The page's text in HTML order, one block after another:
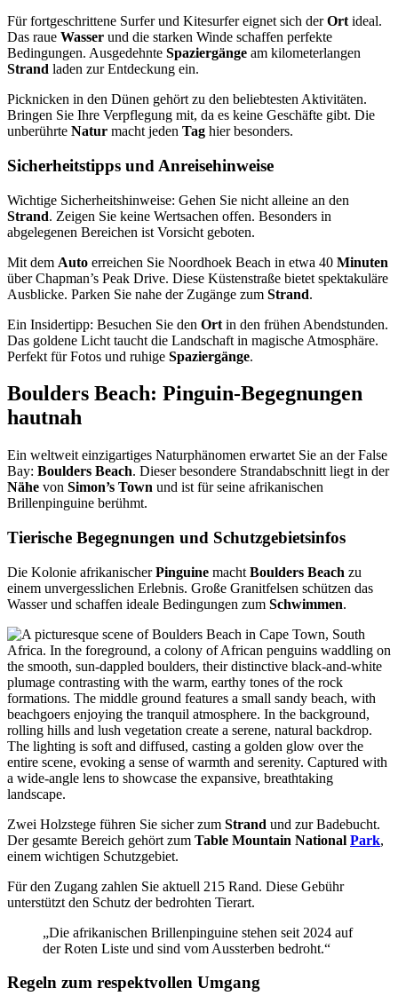
Für fortgeschrittene Surfer und Kitesurfer eignet sich derOrt ideal.
Das raue Wasser und die starken Winde schaffen perfekte
Bedingungen. Ausgedehnte Spaziergänge am kilometerlangen
Strand laden zur Entdeckung ein.
Picknicken in den Dünen gehört zu den beliebtesten Aktivitäten.
Bringen Sie Ihre Verpflegung mit, da es keine Geschäfte gibt. Die
unberührte Natur macht jeden Tag hier besonders.
Sicherheitstipps und Anreisehinweise
Wichtige Sicherheitshinweise: Gehen Sie nicht alleine an den
Strand. Zeigen Sie keine Wertsachen offen. Besonders in
abgelegenen Bereichen ist Vorsicht geboten.
Mit dem Auto erreichen Sie Noordhoek Beach in etwa 40 Minuten
über Chapman’s Peak Drive. Diese Küstenstraße bietet spektakuläre
Ausblicke. Parken Sie nahe der Zugänge zum Strand.
Ein Insidertipp: Besuchen Sie den Ort in den frühen Abendstunden.
Das goldene Licht taucht die Landschaft in magische Atmosphäre.
Perfekt für Fotos und ruhige Spaziergänge.
Boulders Beach: Pinguin-Begegnungen
hautnah
Ein weltweit einzigartiges Naturphänomen erwartet Sie an der False
Bay: Boulders Beach. Dieser besondere Strandabschnitt liegt in der
Nähe von Simon’s Town und ist für seine afrikanischen
Brillenpinguine berühmt.
Tierische Begegnungen und Schutzgebietsinfos
Die Kolonie afrikanischerPinguine macht Boulders Beach zu
einem unvergesslichen Erlebnis. Große Granitfelsen schützen das
Wasser und schaffen ideale Bedingungen zum Schwimmen.
Zwei Holzstege führen Sie sicher zum Strand und zur Badebucht.
Der gesamte Bereich gehört zum Table Mountain National Park,
einem wichtigen Schutzgebiet.
Für den Zugang zahlen Sie aktuell 215 Rand. Diese Gebühr
unterstützt den Schutz der bedrohten Tierart.
„Die afrikanischen Brillenpinguine stehen seit 2024 auf
der Roten Liste und sind vom Aussterben bedroht.“
Regeln zum respektvollen Umgang